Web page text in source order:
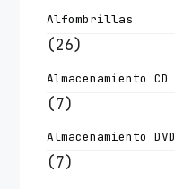
Alfombrillas
(26)
Almacenamiento CD
(7)
Almacenamiento DVD
(7)